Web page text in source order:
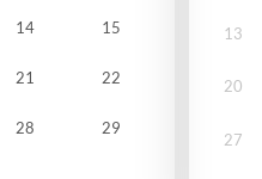
14 15
21 22
28 29
13
20
27